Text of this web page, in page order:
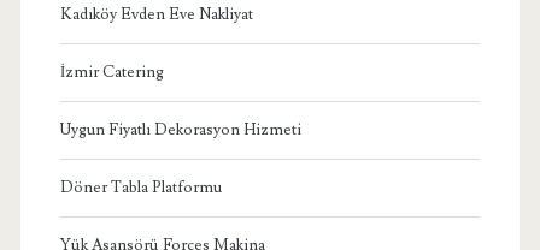
Kadıköy Evden Eve Nakliyat
İzmir Catering
Uygun Fiyatlı Dekorasyon Hizmeti
Döner Tabla Platformu
Yük Asansörü Forces Makina